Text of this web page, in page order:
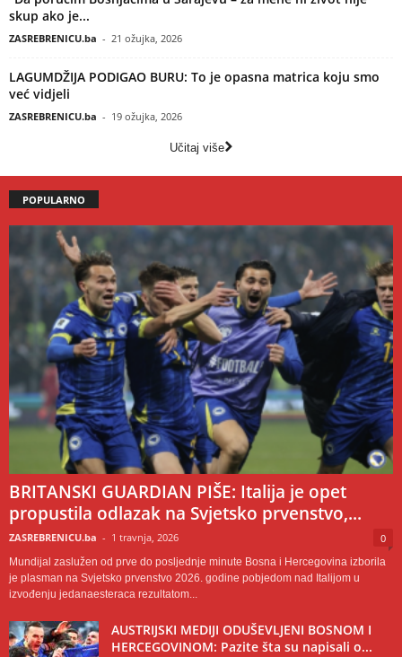
skup ako je...
ZASREBRENICU.ba - 21 ožujka, 2026
LAGUMDŽIJA PODIGAO BURU: To je opasna matrica koju smo
već vidjeli
ZASREBRENICU.ba - 19 ožujka, 2026
Učitaj više
POPULARNO
BRITANSKI GUARDIAN PIŠE: Italija je opet
propustila odlazak na Svjetsko prvenstvo,...
ZASREBRENICU.ba - 1 travnja, 2026 0
Mundijal zaslužen od prve do posljednje minute Bosna i Hercegovina izborila
je plasman na Svjetsko prvenstvo 2026. godine pobjedom nad Italijom u
izvođenju jedanaesteraca rezultatom...
AUSTRIJSKI MEDIJI ODUŠEVLJENI BOSNOM I
HERCEGOVINOM: Pazite šta su napisali o...